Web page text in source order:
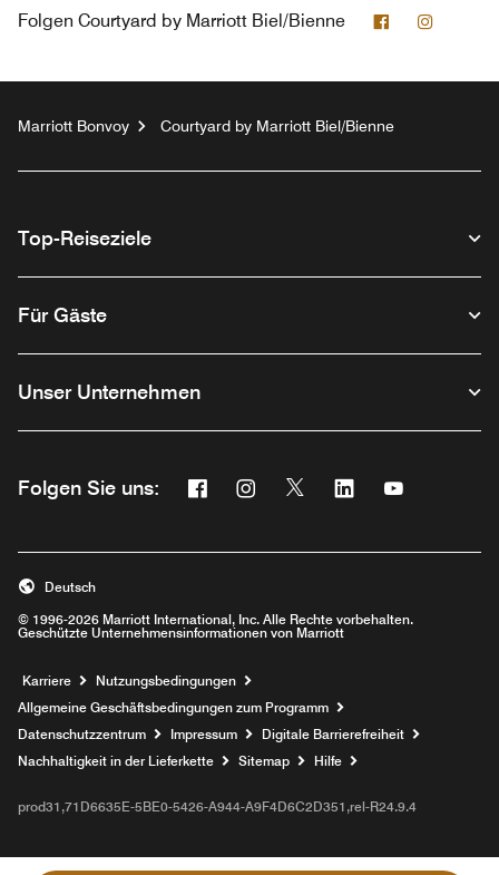
Folgen Courtyard by Marriott Biel/Bienne Facebook
Marriott Bonvoy Courtyard by Marriott Biel/Bienne
Top-Reiseziele
Für Gäste
Unser Unternehmen
Folgen Sie uns: Facebook
Opens a new window
Instagram
Opens a new window
Twitter
Opens a new window
Linkedin
Opens a new
Opens a
© 1996-2026 Marriott International, Inc. Alle Rechte vorbehalten.
Geschützte Unternehmensinformationen von Marriott
Deutsch
Karriere Opens a new window
Nutzungsbedingungen
Allgemeine Geschäftsbedingungen zum Programm
Datenschutzzentrum
Impressum
Digitale Barrierefreiheit
Nachhaltigkeit in der Lieferkette
Sitemap Hilfe
prod31,71D6635E-5BE0-5426-A944-A9F4D6C2D351,rel-R24.9.4